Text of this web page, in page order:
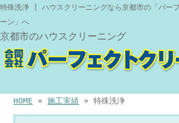
特殊洗浄 | ハウスクリーニングなら京都市の「パー
ーン」へ
京都市のハウスクリーニング
HOME »施工実績 » 特殊洗浄